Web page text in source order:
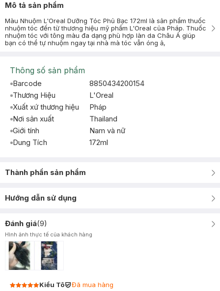
Mô tả sản phẩm
Màu Nhuộm L'Oreal Dưỡng Tóc Phủ Bạc 172ml là sản phẩm thuốc
nhuộm tóc đến từ thương hiệu mỹ phẩm L'Oreal của Pháp. Thuốc
nhuộm tóc với tông màu đa dạng phù hợp làn da Châu Á giúp
bạn có thể tự nhuộm ngay tại nhà mà tóc vẫn óng ả,
Thông số sản phẩm
Barcode
8850434200154
Thương Hiệu
L'Oreal
Xuất xứ thương hiệu
Pháp
Nơi sản xuất
Thailand
Giới tính
Nam và nữ
Dung Tích
172ml
Thành phần sản phẩm
Hướng dẫn sử dụng
Đánh giá(9)
Hình ảnh thực tế của khách hàng
Kiều Tô
Đã mua hàng